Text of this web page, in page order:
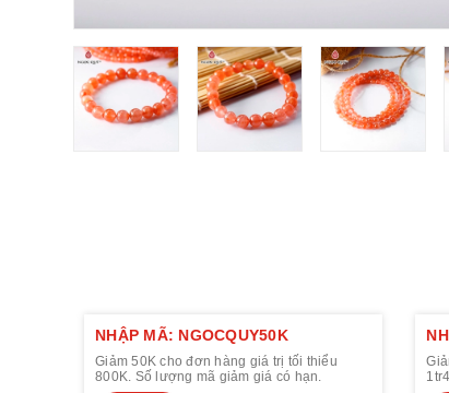
NHẬP MÃ: NGOCQUY50K
Giảm 50K cho đơn hàng giá trị tối thiểu
800K. Số lượng mã giảm giá có hạn.